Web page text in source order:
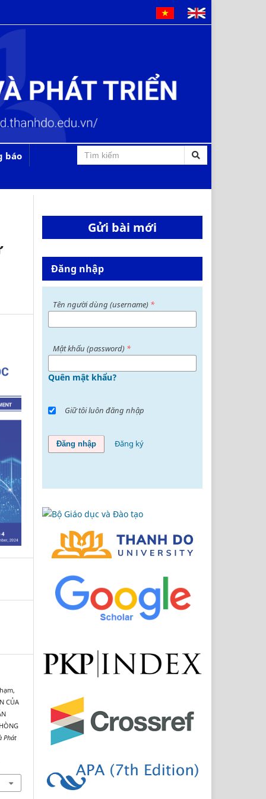
báo
CỦA
Phát
Gửi bài mới
Đăng nhập
Tên người dùng (username) *
Mật khấu (password) *
Quên mật khẩu?
Giữ tôi luôn đăng nhập
Đăng nhập Đăng ký